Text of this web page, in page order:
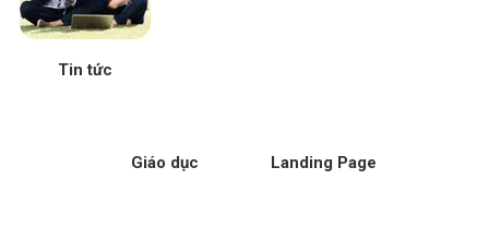
Tin tức
Giáo dục Landing Page